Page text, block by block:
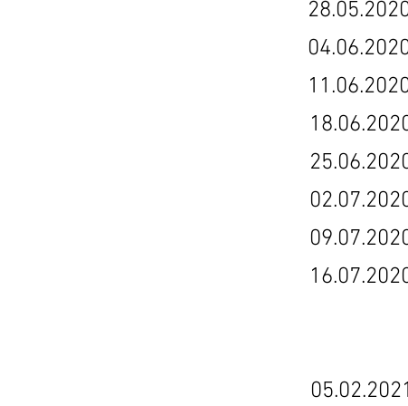
7
8
9
10
11
12
13
14
05.02.2021